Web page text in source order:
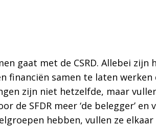
gaat met de CSRD. Allebei
financiën samen te laten
zijn niet hetzelfde, maar
de SFDR meer ‘de belegger’ en
hebben, vullen ze